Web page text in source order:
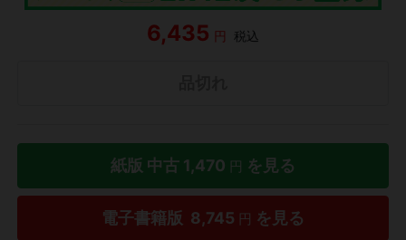
6,435 円 税込
紙版 中古 1,470 円 を見る
電子書籍版 8,745 円 を見る